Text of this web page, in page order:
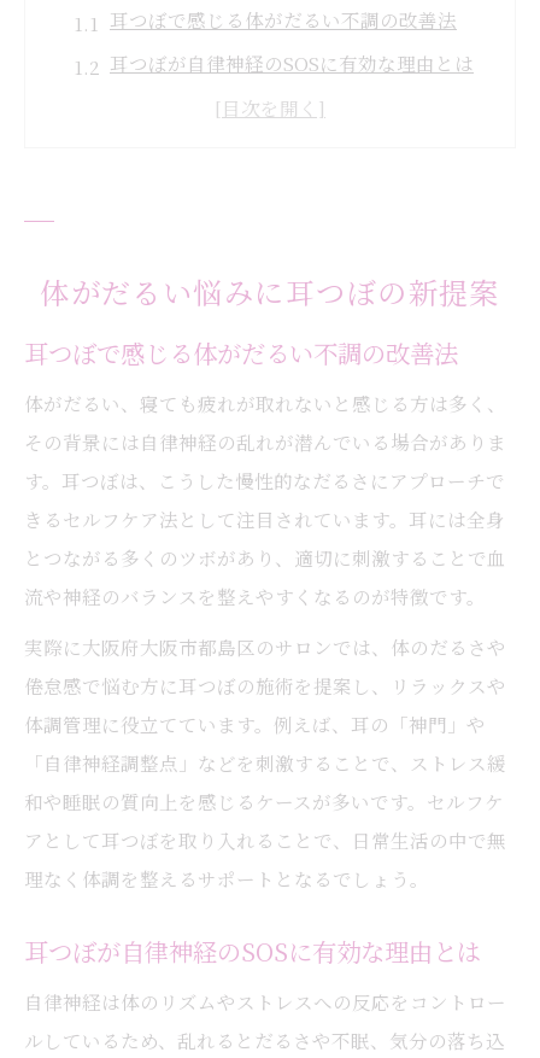
耳つぼで感じる体がだるい不調の改善法
耳つぼが自律神経のSOSに有効な理由とは
大阪で注目の耳つぼセルフケアの始め方
耳つぼで自律神経バランスを整える秘訣
耳つぼケアの基本と効果的なポイント解説
体がだるい時の耳つぼマッサージ方法
耳つぼケアで心身の不調を和らげるコツ
耳つぼジュエリーがもたらす心身リラックス効
果
耳つぼジュエリーの効果を最大限に活用し
よう
耳つぼセルフケアの基本と実践ステップ
自宅でできる耳つぼマッサージのコツ
耳つぼで体がだるい時の簡単ケア方法
体がだるい悩みに耳つぼの新提案
耳つぼで感じる体がだるい不調の改善法
体がだるい、寝ても疲れが取れないと感じる方は多く、
その背景には自律神経の乱れが潜んでいる場合がありま
す。耳つぼは、こうした慢性的なだるさにアプローチで
きるセルフケア法として注目されています。耳には全身
とつながる多くのツボがあり、適切に刺激することで血
流や神経のバランスを整えやすくなるのが特徴です。
実際に大阪府大阪市都島区のサロンでは、体のだるさや
倦怠感で悩む方に耳つぼの施術を提案し、リラックスや
体調管理に役立てています。例えば、耳の「神門」や
「自律神経調整点」などを刺激することで、ストレス緩
和や睡眠の質向上を感じるケースが多いです。セルフケ
アとして耳つぼを取り入れることで、日常生活の中で無
理なく体調を整えるサポートとなるでしょう。
耳つぼが自律神経のSOSに有効な理由とは
自律神経は体のリズムやストレスへの反応をコントロー
ルしているため、乱れるとだるさや不眠、気分の落ち込